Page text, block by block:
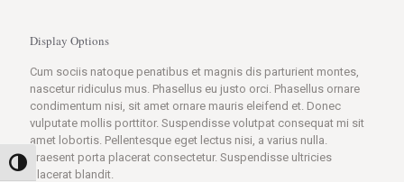
Nagy kontraszt váltása
Display Options
Cum sociis natoque penatibus et magnis dis parturient montes,
nascetur ridiculus mus. Phasellus eu justo orci. Phasellus ornare
condimentum nisi, sit amet ornare mauris eleifend et. Donec
vulputate mollis porttitor. Suspendisse volutpat consequat mi sit
amet lobortis. Pellentesque eget lectus nisi, a varius nulla.
Praesent porta placerat consectetur. Suspendisse ultricies
placerat blandit.